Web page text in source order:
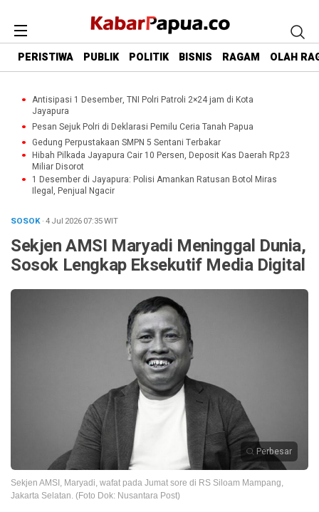
PERISTIWA PUBLIK POLITIK BISNIS RAGAM OLAH
Antisipasi 1 Desember, TNI Polri Patroli 2×24 jam di Kota
Jayapura
Pesan Sejuk Polri di Deklarasi Pemilu Ceria Tanah Papua
Gedung Perpustakaan SMPN 5 Sentani Terbakar
Hibah Pilkada Jayapura Cair 10 Persen, Deposit Kas Daerah Rp23
Miliar Disorot
1 Desember di Jayapura: Polisi Amankan Ratusan Botol Miras
Ilegal, Penjual Ngacir
SOSOK· 4 Jul 202607:35WIT
Sekjen AMSI Maryadi Meninggal Dunia,
Sosok Lengkap Eksekutif Media Digital
Perbesar
Sekjen AMSI, Maryadi, wafat pada Jumat sore di RS Siloam Mampang,
Jakarta Selatan. (Foto Dok: Nusantara Post)